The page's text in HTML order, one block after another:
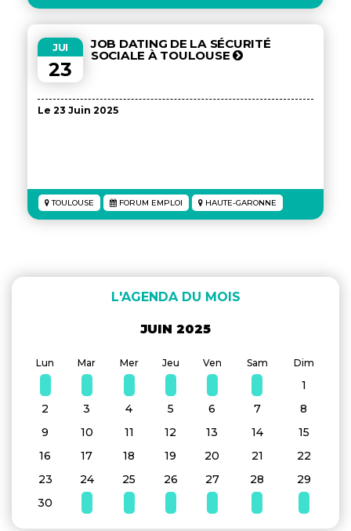
JUI
23
JOB DATING DE LA SÉCURITÉ
SOCIALE À TOULOUSE
Le 23 Juin 2025
TOULOUSE FORUM EMPLOI HAUTE-GARONNE
L'AGENDA DU MOIS
JUIN 2025
Lun Mar Mer Jeu Ven Sam Dim
1
2
3 4 5 6 7
8
9
10 11 12 13 14
15
16
17 18 19 20 21
22
23
24 25 26 27 28
29
30